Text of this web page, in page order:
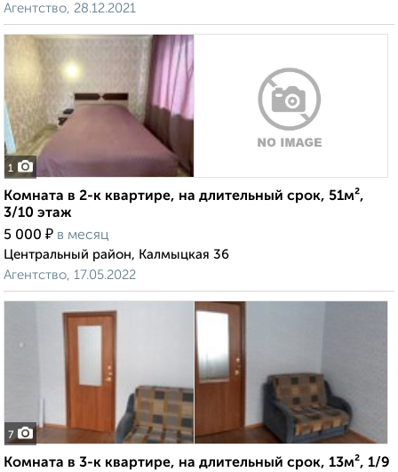
Агентство, 28.12.2021
1
Комната в 2-к квартире, на длительный срок, 51м²,
3/10 этаж
5 000 ₽ в месяц
Центральный район, Калмыцкая 36
Агентство, 17.05.2022
7
Комната в 3-к квартире, на длительный срок, 13м², 1/9